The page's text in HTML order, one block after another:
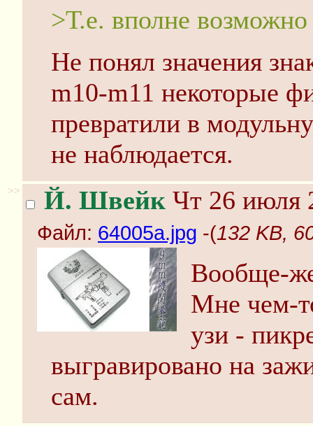
>Т.е. вполне
Не понял значения
m10-m11 некоторые
превратили в
не наблюдается.
>> Й. Швейк Чт 26 июля
Файл: 64005a.jpg -(132 KB,
Вообще-
Мне чем-
узи -
выгравировано на
сам.